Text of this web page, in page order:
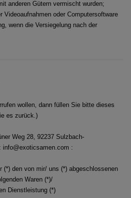
anderen Gütern vermischt wurden;
Videoaufnahmen oder Computersoftware
wenn die Versiegelung nach der
wollen, dann füllen Sie bitte dieses
es zurück.)
Weg 28, 92237 Sulzbach-
info@exoticsamen.com :
(*) den von mir/ uns (*) abgeschlossenen
Waren (*)/
Dienstleistung (*)